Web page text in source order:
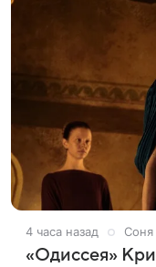
4 часа назад
«Одиссея»